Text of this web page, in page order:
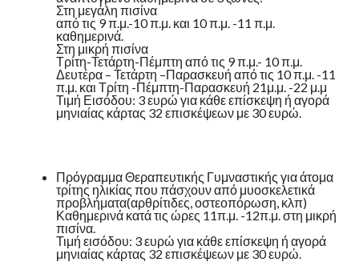
Στη μεγάλη πισίνα
από τις 9 π.μ.-10 π.μ. και 10 π.μ. -11 π.μ.
καθημερινά.
Στη μικρή πισίνα
Τρίτη-Τετάρτη-Πέμπτη από τις 9 π.μ.- 10 π.μ.
Δευτέρα – Τετάρτη –Παρασκευή από τις 10 π.μ. -11
π.μ. και Τρίτη -Πέμπτη-Παρασκευή 21μ.μ. -22 μ.μ
Τιμή Εισόδου: 3 ευρώ για κάθε επίσκεψη ή αγορά
μηνιαίας κάρτας 32 επισκέψεων με 30 ευρώ.
Πρόγραμμα Θεραπευτικής Γυμναστικής για άτομα
τρίτης ηλικίας που πάσχουν από μυοσκελετικά
προβλήματα(αρθρίτιδες, οστεοπόρωση, κλπ)
Καθημερινά κατά τις ώρες 11π.μ. -12π.μ. στη μικρή
πισίνα.
Τιμή εισόδου: 3 ευρώ για κάθε επίσκεψη ή αγορά
μηνιαίας κάρτας 32 επισκέψεων με 30 ευρώ.